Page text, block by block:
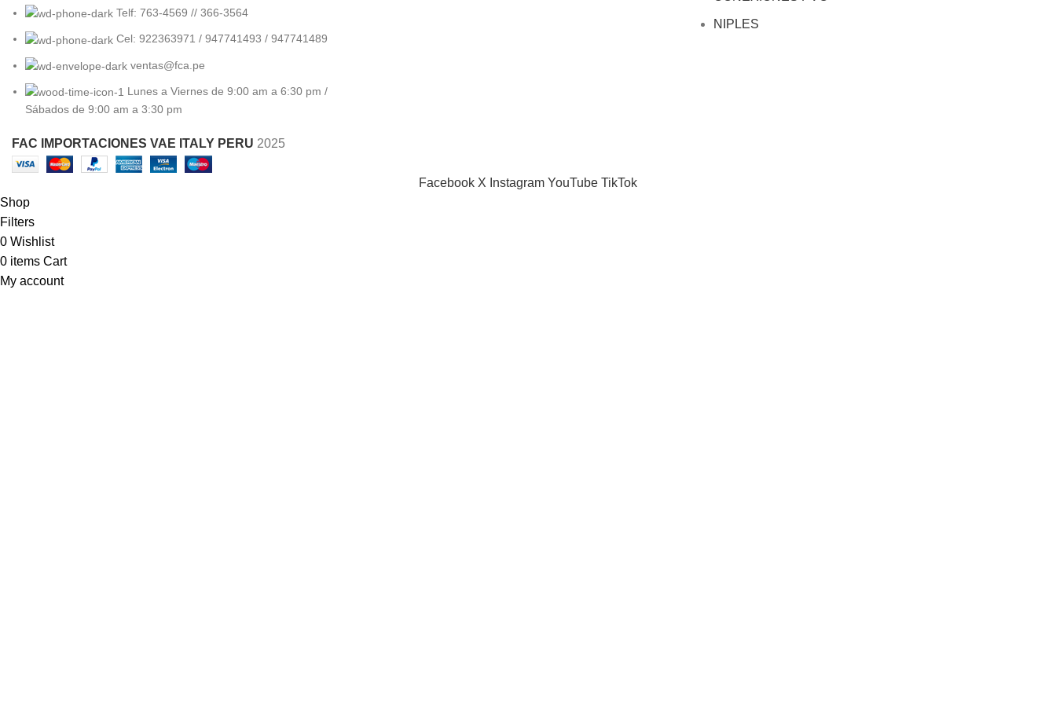
Telf: 763-4569 // 366-3564
Cel: 922363971 / 947741493 / 947741489
ventas@fca.pe
Lunes a Viernes de 9:00 am a 6:30 pm /
Sábados de 9:00 am a 3:30 pm
NIPLES
FAC IMPORTACIONES VAE ITALY PERU 2025
Facebook X Instagram YouTube TikTok
Shop
Filters
0 Wishlist
0 items Cart
My account